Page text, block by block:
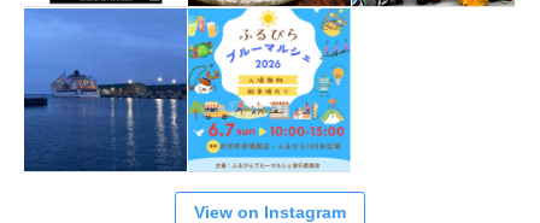
View on Instagram